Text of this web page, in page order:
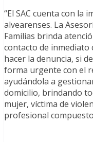
“El SAC cuenta con la
alvearenses. La
Familias brinda
contacto de inmediato
hacer la denuncia, si
forma urgente con el
ayudándola a
domicilio, brindando
mujer, víctima de
profesional